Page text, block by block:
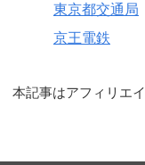
東京都交通局
京王電鉄
本記事はアフィリエ